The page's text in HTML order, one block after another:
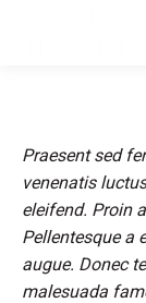
Praesent sed
venenatis
eleifend. Proin
Pellentesque a
augue. Donec
malesuada